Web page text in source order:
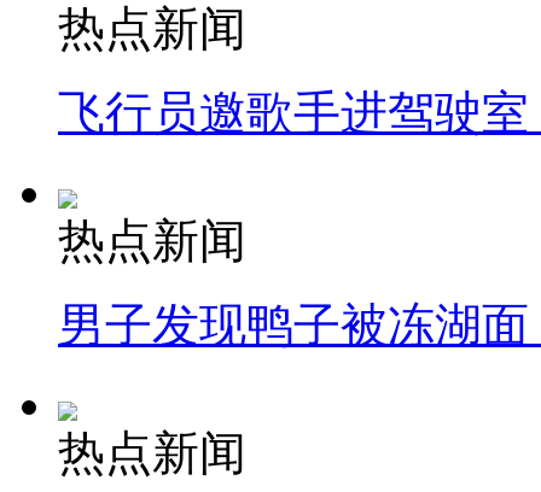
热点新闻
飞行员邀歌手进驾驶
热点新闻
男子发现鸭子被冻湖
热点新闻